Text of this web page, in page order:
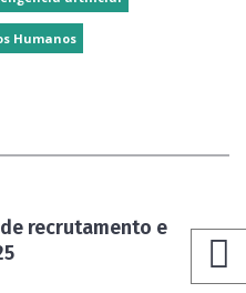
Humanos
recrutamento e